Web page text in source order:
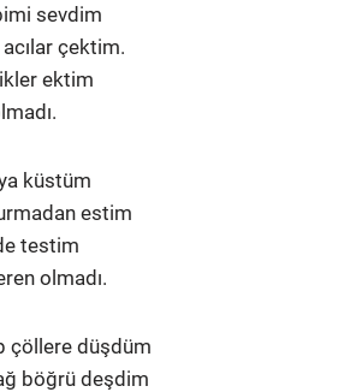
sevdim
çektim.
ektim
küstüm
estim
testim
olmadı.
çöllere düşdüm
böğrü deşdim